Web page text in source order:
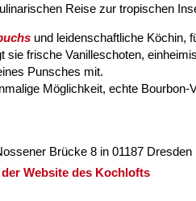
Reise zur tropischen
und leidenschaftliche Köchin,
frische Vanilleschoten,
Punsches mit.
Möglichkeit, echte Bourbon-
Brücke 8 in 01187 Dresden
Website des Kochlofts